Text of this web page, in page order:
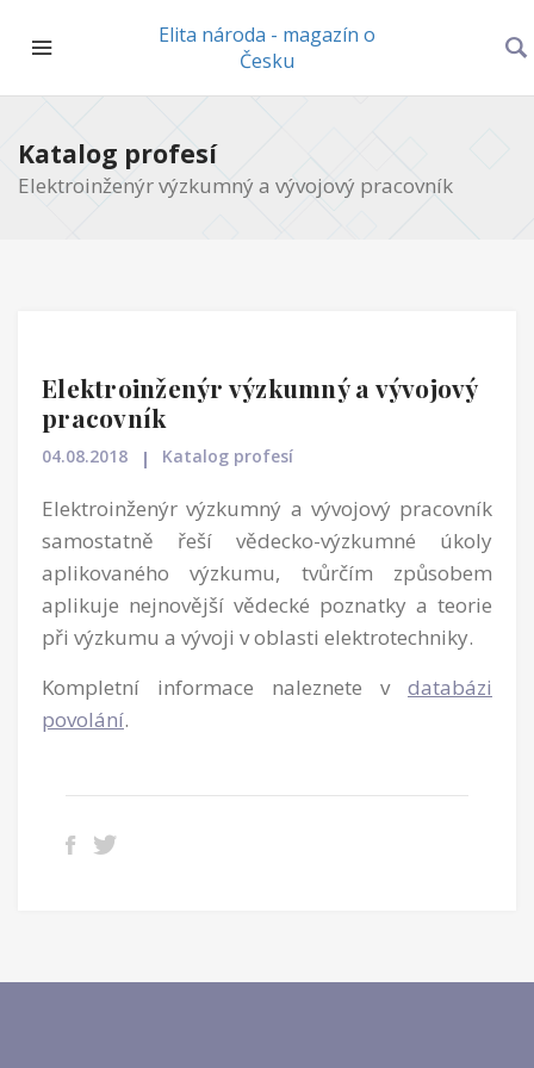
Elita národa - magazín o
Česku
Katalog profesí
Elektroinženýr výzkumný a vývojový pracovník
Elektroinženýr výzkumný a vývojový
pracovník
04.08.2018 Katalog profesí
Elektroinženýr výzkumný a vývojový pracovník
samostatně řeší vědecko-výzkumné úkoly
aplikovaného výzkumu, tvůrčím způsobem
aplikuje nejnovější vědecké poznatky a teorie
při výzkumu a vývoji v oblasti elektrotechniky.
Kompletní informace naleznete v databázi
povolání.